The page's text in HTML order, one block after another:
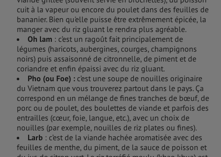
cuit à la vapeur ou encore du poulet dans des feuilles de
bananier. Bien qu'elle puisse être extrêmement épicée, la
manger avec du riz gluant le rendra plus agréable.
Oh lam : c’est un ragoût fait principalement de
légumes (haricots, aubergines, courges, champignons
noirs) puis assaisonné de citronnelle, de piment et de
coriandre et enfin épaissi avec du riz gluant.
Pho (ou Foe) : c’est une soupe de nouilles originaire
du Vietnam que vous trouverez partout dans le pays. Ça
correspond en un mélange de fines tranches de bœuf, de
porc ou de poulet, des boulettes de viande et parfois des
entrailles (cœur, foie, langue, etc.), avec un choix de
nouilles (par exemple, nouilles de riz plates ou fines).
Larb : c’est de la viande hachée aromatisée avec des
feuilles de menthe, du piment, de la sauce de poisson et